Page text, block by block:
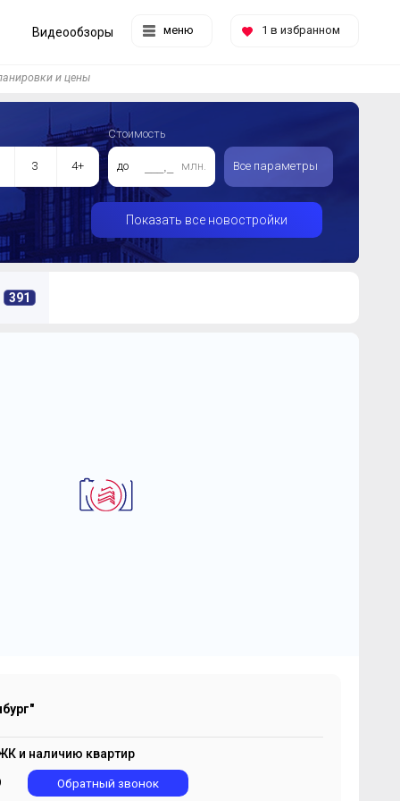
меню 1 в избранном
Видеообзоры
и цены
3 4+
Стоимость
до млн. Все параметры
Показать все новостройки
391
и наличию квартир
Обратный звонок